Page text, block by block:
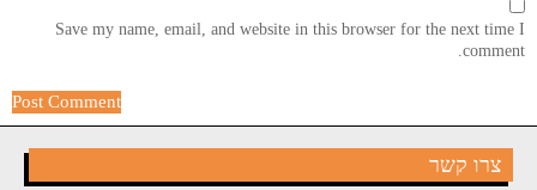
Save my name, email, and website in this browser for the next time I
comment.
צרו קשר